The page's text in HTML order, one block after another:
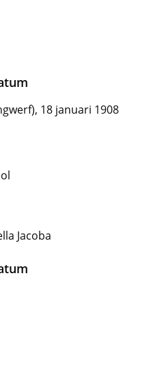
18 januari 1908
Jacoba